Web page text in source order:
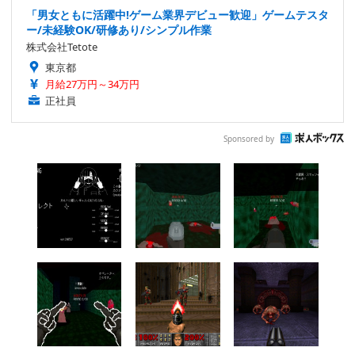
「男女ともに活躍中!ゲーム業界デビュー歓迎」ゲームテスタ
ー/未経験OK/研修あり/シンプル作業
株式会社Tetote
東京都
月給27万円～34万円
正社員
Sponsored by